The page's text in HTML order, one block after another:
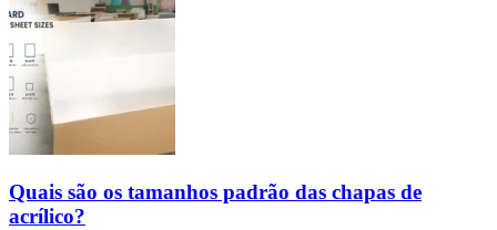
Quais são os tamanhos padrão das chapas de
acrílico?